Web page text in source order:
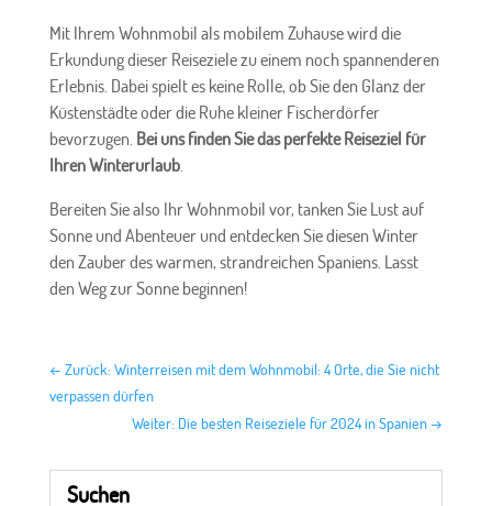
Mit Ihrem Wohnmobil als mobilem Zuhause wird die
Erkundung dieser Reiseziele zu einem noch spannenderen
Erlebnis. Dabei spielt es keine Rolle, ob Sie den Glanz der
Küstenstädte oder die Ruhe kleiner Fischerdörfer
bevorzugen. Bei uns finden Sie das perfekte Reiseziel für
Ihren Winterurlaub.
Bereiten Sie also Ihr Wohnmobil vor, tanken Sie Lust auf
Sonne und Abenteuer und entdecken Sie diesen Winter
den Zauber des warmen, strandreichen Spaniens. Lasst
den Weg zur Sonne beginnen!
← Zurück: Winterreisen mit dem Wohnmobil: 4 Orte, die Sie nicht
verpassen dürfen
Weiter: Die besten Reiseziele für 2024 in Spanien →